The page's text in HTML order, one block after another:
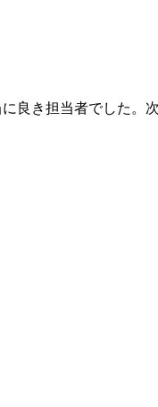
き担当者でした。